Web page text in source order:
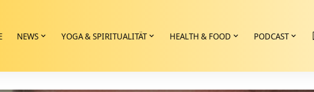
NEWS YOGA & SPIRITUALITÄT HEALTH & FOOD PODCAST